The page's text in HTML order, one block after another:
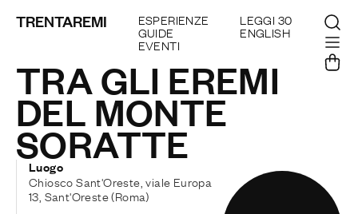
TRENTAREMI ESPERIENZE
GUIDE
EVENTI
LEGGI 30
ENGLISH
TRA GLI EREMI
DEL MONTE
SORATTE
Luogo
Chiosco Sant'Oreste, viale Europa
13, Sant'Oreste (Roma)